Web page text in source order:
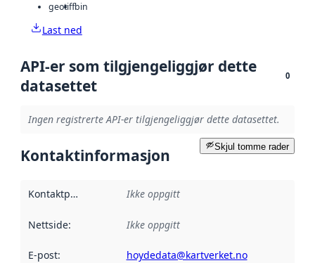
geotiffbin
Last ned
API-er som tilgjengeliggjør dette
datasettet
0
Ingen registrerte API-er tilgjengeliggjør dette datasettet.
Skjul tomme rader
Kontaktinformasjon
Kontaktpunkt Ikke oppgitt
Nettside: Ikke oppgitt
E-post: hoydedata@kartverket.no